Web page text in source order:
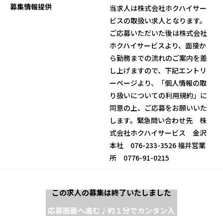
募集情報提供
当求人は株式会社ホクハイサー
ビスの取扱い求人となります。
ご応募いただいた後は株式会社
ホクハイサービスより、面接か
ら勤務までの流れのご案内を差
し上げますので、下記エントリ
ーページより、「個人情報の取
り扱いについての利用規約」に
同意の上、ご応募をお願いいた
します。緊急問い合わせ先 株
式会社ホクハイサービス 金沢
本社 076-233-3526 福井営業
所 0776-91-0215
応募画面へ進む♪ 約１分でカンタン入